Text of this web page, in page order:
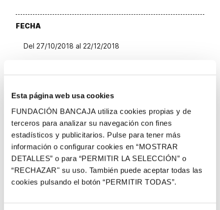
Esta página web usa cookies
FUNDACIÓN BANCAJA utiliza cookies propias y de
terceros para analizar su navegación con fines
estadísticos y publicitarios. Pulse para tener más
información o configurar cookies en “MOSTRAR
DETALLES” o para “PERMITIR LA SELECCIÓN” o
“RECHAZAR" su uso. También puede aceptar todas las
cookies pulsando el botón “PERMITIR TODAS”.
FECHA
Del 27/10/2018 al 22/12/2018
CENTRO
Centro Cultural Bancaja
Plaza de Tetuán, 23, Valencia
Fundación Bancaja pone en marcha en Segorbe un taller
de fotografía con el objetivo de explicar y poner en
práctica nociones básicas sobre esta disciplina. El
de carácter gratuito
los meses de noviembre y diciembre en la Casa